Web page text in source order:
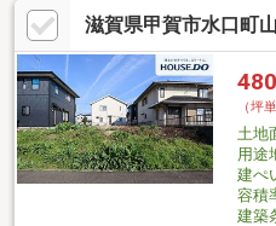
滋賀県甲賀市水口町
480
（坪
土地
用途
建ぺ
容積
建築